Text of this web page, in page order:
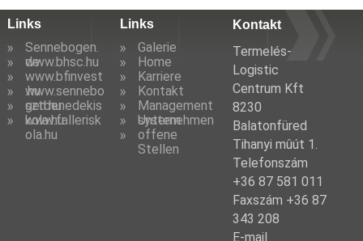
Links
Sennebogen.
de
www.bhsc.hu
www.bfinvest
.hu
www.sennebo
gen.hu
sztbenedekis
kola.hu
www.fallerisk
ola.hu
Links
Galerie
Home
Karriere
Kontakt
Management
system
Unternehmen
offene
Stellen
Kontakt
Termelés-
Logistic
Centrum Kft
8230
Balatonfüred
Tihanyi mûút 1.
Telefonszám
+36 87 581 011
Faxszám +36 87
343 208
E-mail